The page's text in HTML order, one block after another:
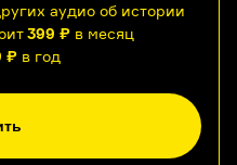
аудио об истории
399 ₽ в месяц
₽в год